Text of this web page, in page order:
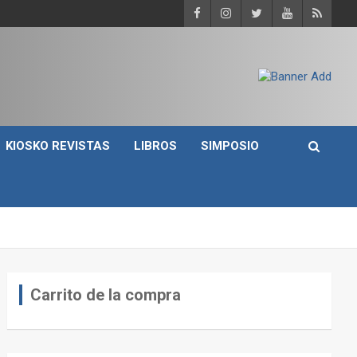
KIOSKO REVISTAS LIBROS SIMPOSIO
Carrito de la compra